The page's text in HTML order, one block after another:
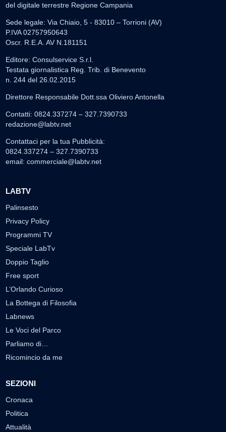
del digitale terrestre Regione Campania
Sede legale: Via Chiaio, 5 - 83010 – Torrioni (AV)
P.IVA 02757950643
Oscr. R.E.A. AV N.181151
Editore: Consulservice S.r.l.
Testata giornalistica Reg. Trib. di Benevento
n. 244 del 26.02.2015
Direttore Responsabile Dott.ssa Oliviero Antonella
Contatti: 0824.337274 – 327.7390733
redazione@labtv.net
Contattaci per la tua Pubblicità:
0824.337274 – 327.7390733
email: commerciale@labtv.net
LABTV
Palinsesto
Privacy Policy
Programmi TV
Speciale LabTv
Doppio Taglio
Free sport
L’Orlando Curioso
La Bottega di Filosofia
Labnews
Le Voci del Parco
Parliamo di…
Ricomincio da me
SEZIONI
Cronaca
Politica
Attualità